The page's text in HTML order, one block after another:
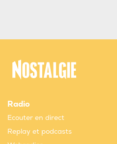
Radio
Ecouter en direct
Replay et podcasts